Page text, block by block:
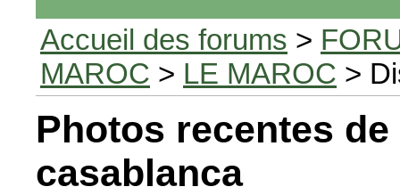
Accueil des forums >
MAROC > LE MAROC >
Photos recentes de
casablanca